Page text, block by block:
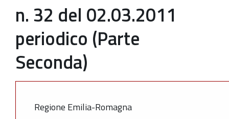
n. 32 del 02.03.2011
periodico (Parte
Seconda)
Regione Emilia-Romagna